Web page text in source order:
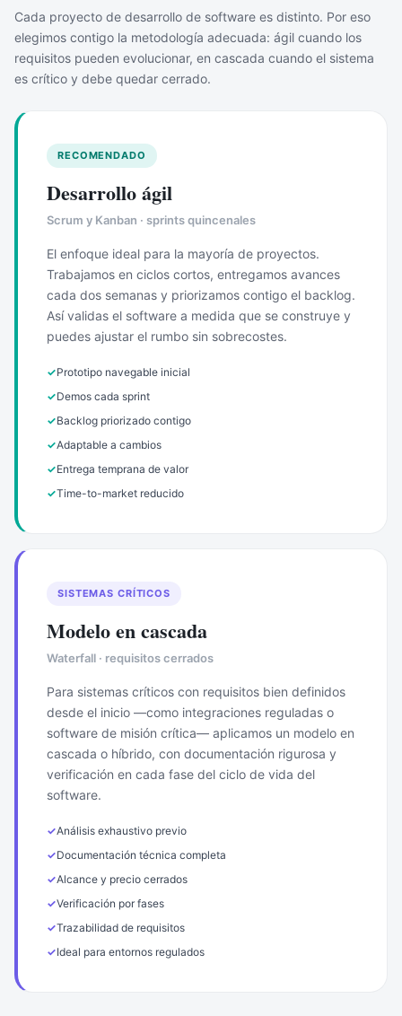
Cada proyecto de desarrollo de software es distinto. Por eso
elegimos contigo la metodología adecuada: ágil cuando los
requisitos pueden evolucionar, en cascada cuando el sistema
es crítico y debe quedar cerrado.
RECOMENDADO
Desarrollo ágil
Scrum y Kanban · sprints quincenales
El enfoque ideal para la mayoría de proyectos.
Trabajamos en ciclos cortos, entregamos avances
cada dos semanas y priorizamos contigo el backlog.
Así validas el software a medida que se construye y
puedes ajustar el rumbo sin sobrecostes.
✓Prototipo navegable inicial
✓Demos cada sprint
✓Backlog priorizado contigo
✓Adaptable a cambios
✓Entrega temprana de valor
✓Time-to-market reducido
SISTEMAS CRÍTICOS
Modelo en cascada
Waterfall · requisitos cerrados
Para sistemas críticos con requisitos bien definidos
desde el inicio —como integraciones reguladas o
software de misión crítica— aplicamos un modelo en
cascada o híbrido, con documentación rigurosa y
verificación en cada fase del ciclo de vida del
software.
✓Análisis exhaustivo previo
✓Documentación técnica completa
✓Alcance y precio cerrados
✓Verificación por fases
✓Trazabilidad de requisitos
✓Ideal para entornos regulados